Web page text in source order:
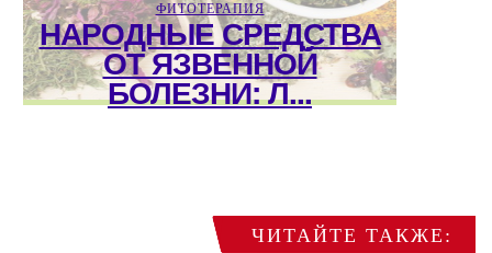
ФИТОТЕРАПИЯ
НАРОДНЫЕ СРЕДСТВА
ОТ ЯЗВЕННОЙ
БОЛЕЗНИ: Л...
ЧИТАЙТЕ ТАКЖЕ: